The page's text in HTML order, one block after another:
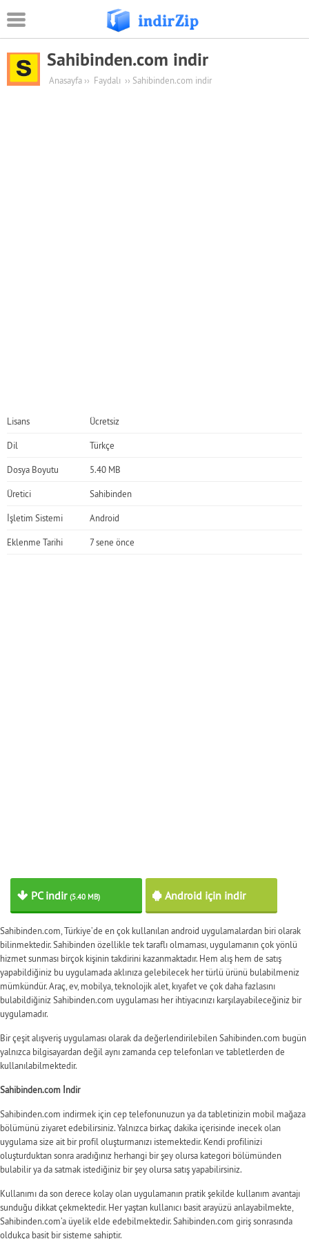
Android
Eğitim
Sahibinden.com indir
Anasayfa ›› Faydalı ›› Sahibinden.com indir
Lisans Ücretsiz
Dil Türkçe
Dosya Boyutu 5.40 MB
Üretici Sahibinden
İşletim Sistemi Android
Eklenme Tarihi 7 sene önce
PC indir (5.40 MB) Android için indir
Sahibinden.com, Türkiye’de en çok kullanılan android uygulamalardan biri olarak
bilinmektedir. Sahibinden özellikle tek taraflı olmaması, uygulamanın çok yönlü
hizmet sunması birçok kişinin takdirini kazanmaktadır. Hem alış hem de satış
yapabildiğiniz bu uygulamada aklınıza gelebilecek her türlü ürünü bulabilmeniz
mümkündür. Araç, ev, mobilya, teknolojik alet, kıyafet ve çok daha fazlasını
bulabildiğiniz Sahibinden.com uygulaması her ihtiyacınızı karşılayabileceğiniz bir
uygulamadır.
Bir çeşit alışveriş uygulaması olarak da değerlendirilebilen Sahibinden.com bugün
yalnızca bilgisayardan değil aynı zamanda cep telefonları ve tabletlerden de
kullanılabilmektedir.
Sahibinden.com İndir
Sahibinden.com indirmek için cep telefonunuzun ya da tabletinizin mobil mağaza
bölümünü ziyaret edebilirsiniz. Yalnızca birkaç dakika içerisinde inecek olan
uygulama size ait bir profil oluşturmanızı istemektedir. Kendi profilinizi
oluşturduktan sonra aradığınız herhangi bir şey olursa kategori bölümünden
bulabilir ya da satmak istediğiniz bir şey olursa satış yapabilirsiniz.
Kullanımı da son derece kolay olan uygulamanın pratik şekilde kullanım avantajı
sunduğu dikkat çekmektedir. Her yaştan kullanıcı basit arayüzü anlayabilmekte,
Sahibinden.com’a üyelik elde edebilmektedir. Sahibinden.com giriş sonrasında
oldukça basit bir sisteme sahiptir.